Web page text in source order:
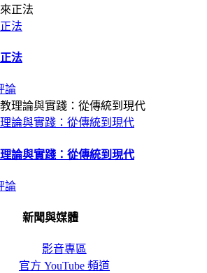
法
法
論
論與實踐：從傳統到現代
論與實踐：從傳統到現代
論
新聞與媒體
影音專區
官方 YouTube 頻道